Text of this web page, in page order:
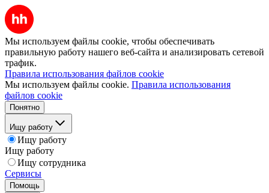
Мы используем файлы cookie, чтобы обеспечивать
правильную работу нашего веб-сайта и анализировать сетевой
трафик.
Правила использования файлов cookie
Мы используем файлы cookie. Правила использования
файлов cookie
Понятно
Ищу работу
Ищу работу
Ищу работу
Ищу сотрудника
Сервисы
Помощь